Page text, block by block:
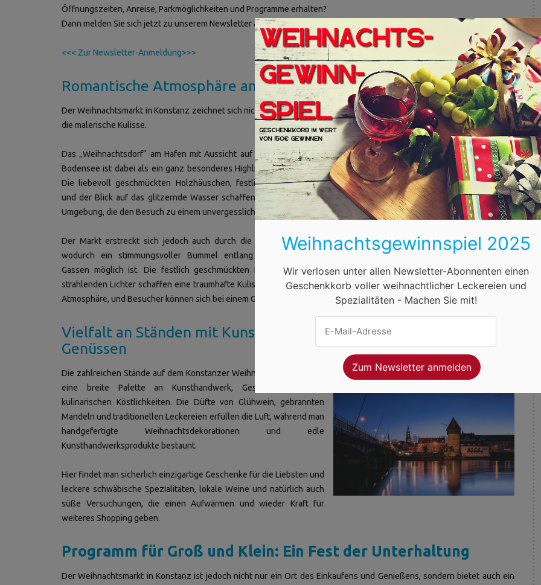
Öffnungszeiten, Anreise, Parkmöglichkeiten und Programme erhalten?
Dann melden Sie sich jetzt zu unserem Newsletter an:
<<< Zur Newsletter-Anmeldung>>>
Romantische Atmosphäre am Bodensee
Der Weihnachtsmarkt in Konstanz zeichnet sich nicht nur durch seine traditionelle Atmosphäre aus, sondern auch durch
die malerische Kulisse.
Das „Weihnachtsdorf“ am Hafen mit Aussicht auf den beleuchteten
Bodensee ist dabei als ein ganz besonderes Highlight zu benennen.
Die liebevoll geschmückten Holzhäuschen, festliche Lichterketten
und der Blick auf das glitzernde Wasser schaffen eine romantische
Umgebung, die den Besuch zu einem unvergesslichen Erlebnis macht.
Der Markt erstreckt sich jedoch auch durch die gesamte Altstadt,
wodurch ein stimmungsvoller Bummel entlang der historischen
Gassen möglich ist. Die festlich geschmückten Fassaden und die
strahlenden Lichter schaffen eine traumhafte Kulisse für den Besuch. Hier bieten rustikale Holzhütten eine gemütliche
Atmosphäre, und Besucher können sich bei einem Glas Glühwein am Lagerfeuer aufwärmen.
Vielfalt an Ständen mit Kunsthandwerk und kulinarischen
Genüssen
Die zahlreichen Stände auf dem Konstanzer Weihnachtsmarkt
eine breite Palette an Kunsthandwerk, Geschenkideen und
kulinarischen Köstlichkeiten. Die Düfte von Glühwein, gebrannten
Mandeln und traditionellen Leckereien erfüllen die Luft, während man
handgefertigte Weihnachtsdekorationen und edle
Kunsthandwerksprodukte bestaunt.
Hier findet man sicherlich einzigartige Geschenke für die Liebsten und
leckere schwäbische Spezialitäten, lokale Weine und natürlich auch
süße Versuchungen, die einen Aufwärmen und wieder Kraft für
weiteres Shopping geben.
Programm für Groß und Klein: Ein Fest der Unterhaltung
Der Weihnachtsmarkt in Konstanz ist jedoch nicht nur ein Ort des Einkaufens und Genießens, sondern bietet auch ein
Weihnachtsgewinnspiel 2025
Wir verlosen unter allen Newsletter-Abonnenten einen
Geschenkkorb voller weihnachtlicher Leckereien und
Spezialitäten - Machen Sie mit!